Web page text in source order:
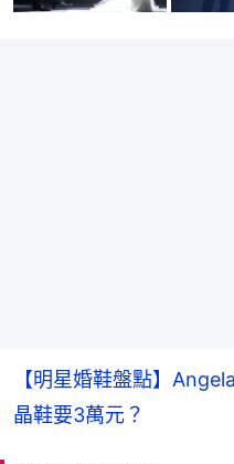
【明星婚鞋盤點】
晶鞋要3萬元？